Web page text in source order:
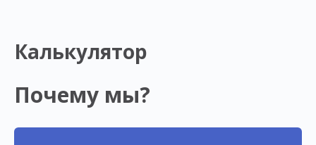
Калькулятор
Почему мы?